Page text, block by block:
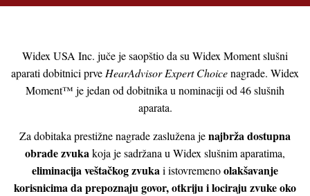
Widex USA Inc. juče je saopštio da su Widex Moment slušni
aparati dobitnici prve HearAdvisor Expert Choicenagrade. Widex
Moment™ je jedan od dobitnika u nominaciji od 46 slušnih
aparata.
Za dobitaka prestižne nagrade zaslužena jenajbrža dostupna
obrade zvukakoja je sadržana u Widex slušnim aparatima,
eliminacija veštačkog zvukai istovremenoolakšavanje
korisnicima da prepoznaju govor, otkriju i lociraju zvuke oko